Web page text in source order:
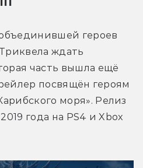
героев
ждать
часть вышла ещё
посвящён героям
моря». Релиз
года на PS4 и Xbox